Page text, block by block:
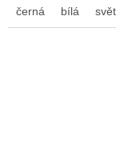
černá bílá